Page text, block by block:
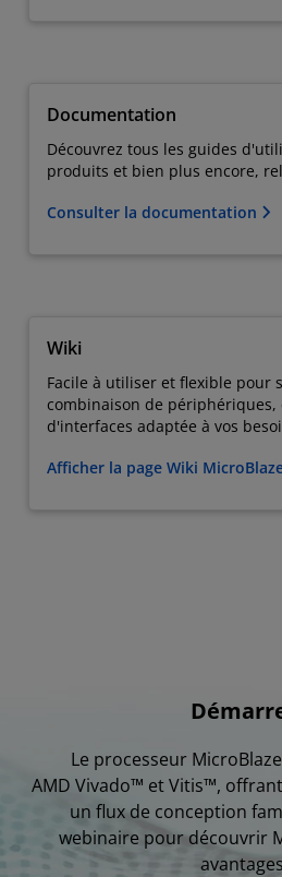
Documentation
Découvrez tous les guides
produits et bien plus encore,
Consulter la documentation
Wiki
Facile à utiliser et flexible pour
combinaison de périphériques,
d'interfaces adaptée à vos
Afficher la page Wiki
Le processeur
AMD Vivado™ et Vitis™,
un flux de conception
webinaire pour découvrir